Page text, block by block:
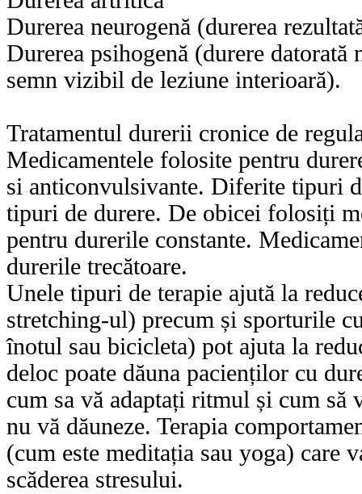
Durerea neurogenă (durerea
Durerea psihogenă (durere
semn vizibil de leziune interioară).
Tratamentul durerii cronice de
Medicamentele folosite pentru
si anticonvulsivante. Diferite tipuri
tipuri de durere. De obicei folosiți
pentru durerile constante.
durerile trecătoare.
Unele tipuri de terapie ajută la
stretching-ul) precum și sporturile
înotul sau bicicleta) pot ajuta la
deloc poate dăuna pacienților cu
cum sa vă adaptați ritmul și cum să
nu vă dăuneze. Terapia
(cum este meditația sau yoga) care
scăderea stresului.